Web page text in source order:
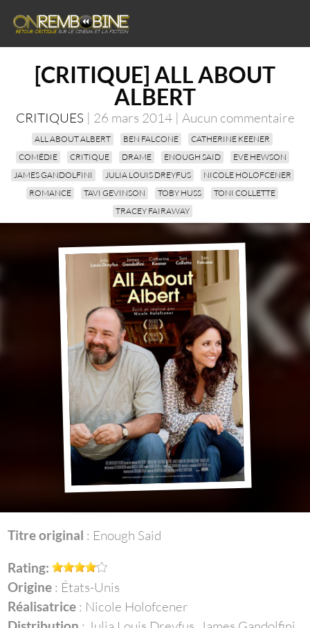
[CRITIQUE] ALL ABOUT
ALBERT
CRITIQUES | 26 mars 2014 | Aucun commentaire
ALL ABOUT ALBERT BEN FALCONE
CATHERINE KEENER
COMÉDIE
CRITIQUE DRAME ENOUGH SAID
EVE HEWSON
JAMES GANDOLFINI
JULIA LOUIS DREYFUS
NICOLE HOLOFCENER
ROMANCE
TAVI GEVINSON TOBY HUSS
TONI COLLETTE
TRACEY FAIRAWAY
Titre original : Enough Said
Rating:
Origine : États-Unis
Réalisatrice : Nicole Holofcener